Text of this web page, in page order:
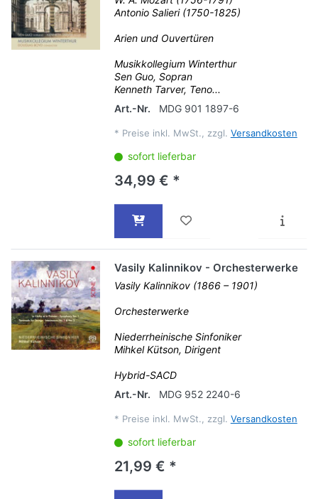
Antonio Salieri (1750-1825)
Arien und Ouvertüren
Musikkollegium Winterthur
Sen Guo, Sopran
Kenneth Tarver, Teno...
Art.-Nr.
MDG 901 1897-6
* Preise inkl. MwSt., zzgl. Versandkosten
sofort lieferbar
34,99 € *
Vasily Kalinnikov - Orchesterwerke
Vasily Kalinnikov (1866 – 1901)
Orchesterwerke
Niederrheinische Sinfoniker
Mihkel Kütson, Dirigent
Hybrid-SACD
Art.-Nr.
MDG 952 2240-6
* Preise inkl. MwSt., zzgl. Versandkosten
sofort lieferbar
21,99 € *